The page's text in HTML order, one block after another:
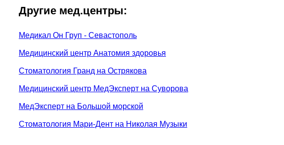
Другие мед.центры:
Медикал Он Груп - Севастополь
Медицинский центр Анатомия здоровья
Стоматология Гранд на Острякова
Медицинский центр МедЭксперт на Суворова
МедЭксперт на Большой морской
Стоматология Мари-Дент на Николая Музыки